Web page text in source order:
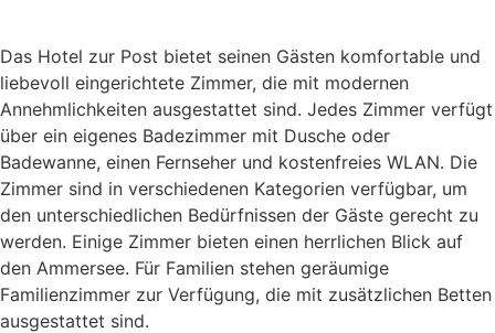
Das Hotel zur Post bietet seinen Gästen komfortable und
liebevoll eingerichtete Zimmer, die mit modernen
Annehmlichkeiten ausgestattet sind. Jedes Zimmer verfügt
über ein eigenes Badezimmer mit Dusche oder
Badewanne, einen Fernseher und kostenfreies WLAN. Die
Zimmer sind in verschiedenen Kategorien verfügbar, um
den unterschiedlichen Bedürfnissen der Gäste gerecht zu
werden. Einige Zimmer bieten einen herrlichen Blick auf
den Ammersee. Für Familien stehen geräumige
Familienzimmer zur Verfügung, die mit zusätzlichen Betten
ausgestattet sind.